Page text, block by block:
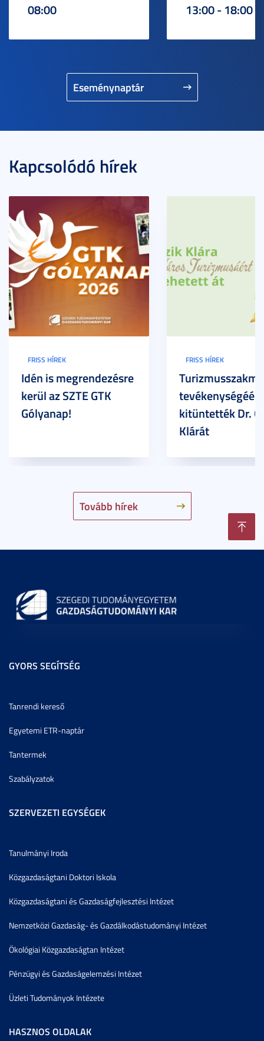
Eseménynaptár
08:00 13:00 - 18:00
Kapcsolódó hírek
Tovább hírek
FRISS HÍREK
Idén is megrendezésre
kerül az SZTE GTK
Gólyanap!
FRISS HÍREK
tevékenységéért
kitüntették Dr.
Klárát
GYORS SEGÍTSÉG
Tanrendi kereső
Egyetemi ETR-naptár
Tantermek
Szabályzatok
SZERVEZETI EGYSÉGEK
Tanulmányi Iroda
Közgazdaságtani Doktori Iskola
Közgazdaságtani és Gazdaságfejlesztési Intézet
Nemzetközi Gazdaság- és Gazdálkodástudományi Intézet
Ökológiai Közgazdaságtan Intézet
Pénzügyi és Gazdaságelemzési Intézet
Üzleti Tudományok Intézete
HASZNOS OLDALAK